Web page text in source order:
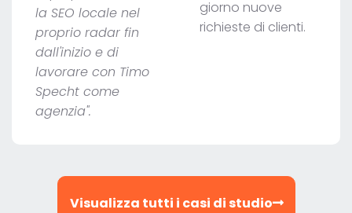
la SEO locale nel
proprio radar fin
dall'inizio e di
lavorare con Timo
Specht come
agenzia".
giorno nuove
richieste di clienti.
Visualizza tutti i casi di studio